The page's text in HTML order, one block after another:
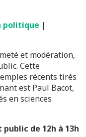
politique |
et modération,
Cette
récents tirés
est Paul Bacot,
en sciences
public de 12h à 13h